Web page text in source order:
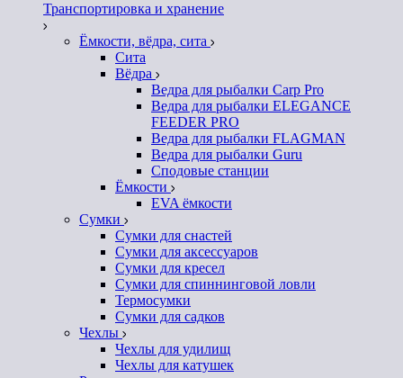
Транспортировка и хранение
Ёмкости, вёдра, сита
Сита
Вёдра
Ведра для рыбалки Carp Pro
Ведра для рыбалки ELEGANCE
FEEDER PRO
Ведра для рыбалки FLAGMAN
Ведра для рыбалки Guru
Сподовые станции
Ёмкости
EVA ёмкости
Сумки
Сумки для снастей
Сумки для аксессуаров
Сумки для кресел
Сумки для спиннинговой ловли
Термосумки
Сумки для садков
Чехлы
Чехлы для удилищ
Чехлы для катушек